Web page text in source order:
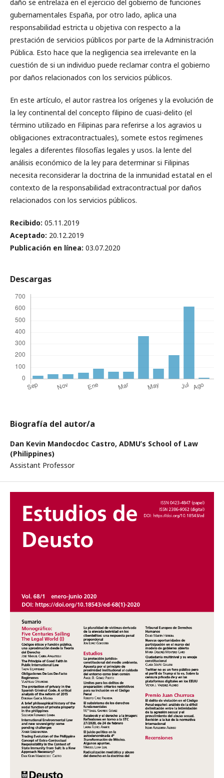
daño se entrelaza en el ejercicio del gobierno de funciones
gubernamentales España, por otro lado, aplica una
responsabilidad estricta u objetiva con respecto a la
prestación de servicios públicos por parte de la Administración
Pública. Esto hace que la negligencia sea irrelevante en la
cuestión de si un individuo puede reclamar contra el gobierno
por daños relacionados con los servicios públicos.
En este artículo, el autor rastrea los orígenes y la evolución de
la ley continental del concepto filipino de cuasi-delito (el
término utilizado en Filipinas para referirse a los agravios u
obligaciones extracontractuales), somete estos regímenes
legales a diferentes filosofías legales y usos. la lente del
análisis económico de la ley para determinar si Filipinas
necesita reconsiderar la doctrina de la inmunidad estatal en el
contexto de la responsabilidad extracontractual por daños
relacionados con los servicios públicos.
Recibido: 05.11.2019
Aceptado: 20.12.2019
Publicación en línea: 03.07.2020
Descargas
Biografía del autor/a
Dan Kevin Mandocdoc Castro, ADMU’s School of Law
(Philippines)
Assistant Professor